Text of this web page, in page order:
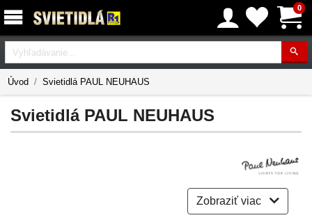
0
Vyhľadávanie
Úvod Svietidlá PAUL NEUHAUS
Svietidlá PAUL NEUHAUS
Zobraziť viac